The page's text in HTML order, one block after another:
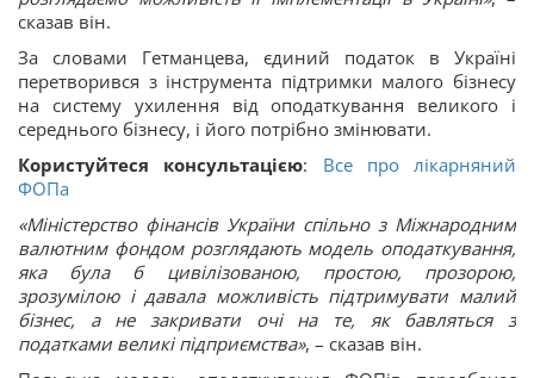
сказав він.
За словами Гетманцева, єдиний податок в Україні
перетворився з інструмента підтримки малого бізнесу
на систему ухилення від оподаткування великого і
середнього бізнесу, і його потрібно змінювати.
Користуйтеся консультацією: Все про лікарняний
ФОПа
«Міністерство фінансів України спільно з Міжнародним
валютним фондом розглядають модель оподаткування,
яка була б цивілізованою, простою, прозорою,
зрозумілою і давала можливість підтримувати малий
бізнес, а не закривати очі на те, як бавляться з
податками великі підприємства», – сказав він.